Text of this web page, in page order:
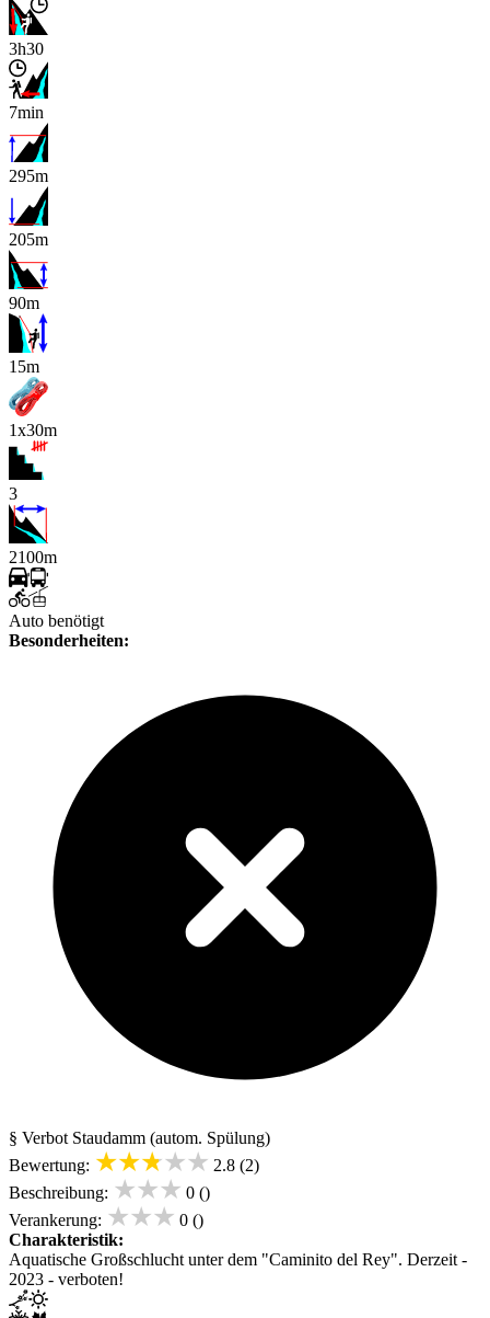
3h30
7min
295m
205m
90m
x
15m
1x30m
3
2100m
Auto benötigt
Besonderheiten:
§ Verbot Staudamm (autom. Spülung)
Bewertung: ★★★★★ 2.8 (2)
Beschreibung: ★★★ 0 ()
Verankerung: ★★★ 0 ()
Charakteristik:
Aquatische Großschlucht unter dem "Caminito del Rey". Derzeit -
2023 - verboten!